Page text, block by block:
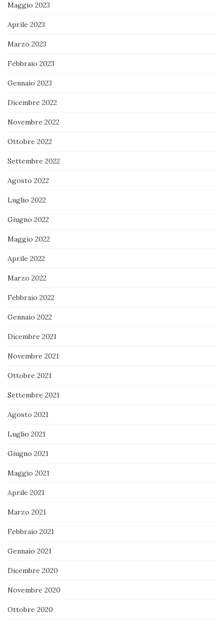
Maggio 2023
Aprile 2023
Marzo 2023
Febbraio 2023
Gennaio 2023
Dicembre 2022
Novembre 2022
Ottobre 2022
Settembre 2022
Agosto 2022
Luglio 2022
Giugno 2022
Maggio 2022
Aprile 2022
Marzo 2022
Febbraio 2022
Gennaio 2022
Dicembre 2021
Novembre 2021
Ottobre 2021
Settembre 2021
Agosto 2021
Luglio 2021
Giugno 2021
Maggio 2021
Aprile 2021
Marzo 2021
Febbraio 2021
Gennaio 2021
Dicembre 2020
Novembre 2020
Ottobre 2020